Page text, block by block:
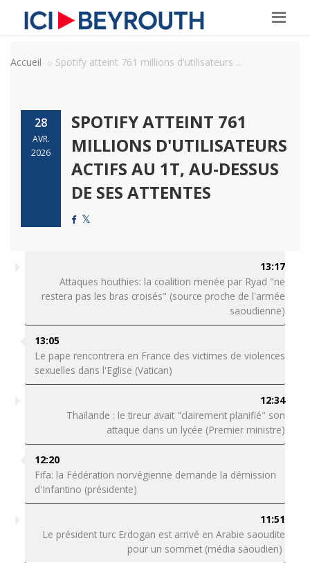
Accueil Spotify atteint 761 millions d'utilisateurs ...
28
AVR.
2026
SPOTIFY ATTEINT 761
MILLIONS D'UTILISATEURS
ACTIFS AU 1T, AU-DESSUS
DE SES ATTENTES
13:17
Attaques houthies: la coalition menée par Ryad "ne
restera pas les bras croisés" (source proche de l'armée
saoudienne)
13:05
Le pape rencontrera en France des victimes de violences
sexuelles dans l'Eglise (Vatican)
12:34
Thaïlande : le tireur avait "clairement planifié" son
attaque dans un lycée (Premier ministre)
12:20
Fifa: la Fédération norvégienne demande la démission
d'Infantino (présidente)
11:51
Le président turc Erdogan est arrivé en Arabie saoudite
pour un sommet (média saoudien)